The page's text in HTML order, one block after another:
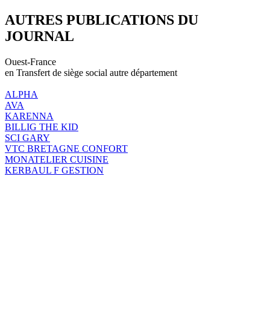
AUTRES PUBLICATIONS DU
JOURNAL
Ouest-France
en Transfert de siège social autre département
ALPHA
AVA
KARENNA
BILLIG THE KID
SCI GARY
VTC BRETAGNE CONFORT
MONATELIER CUISINE
KERBAUL F GESTION